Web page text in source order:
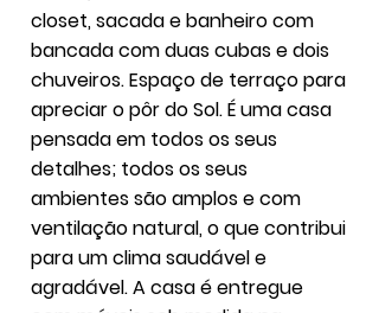
closet, sacada e banheiro com
bancada com duas cubas e dois
chuveiros. Espaço de terraço para
apreciar o pôr do Sol. É uma casa
pensada em todos os seus
detalhes; todos os seus
ambientes são amplos e com
ventilação natural, o que contribui
para um clima saudável e
agradável. A casa é entregue